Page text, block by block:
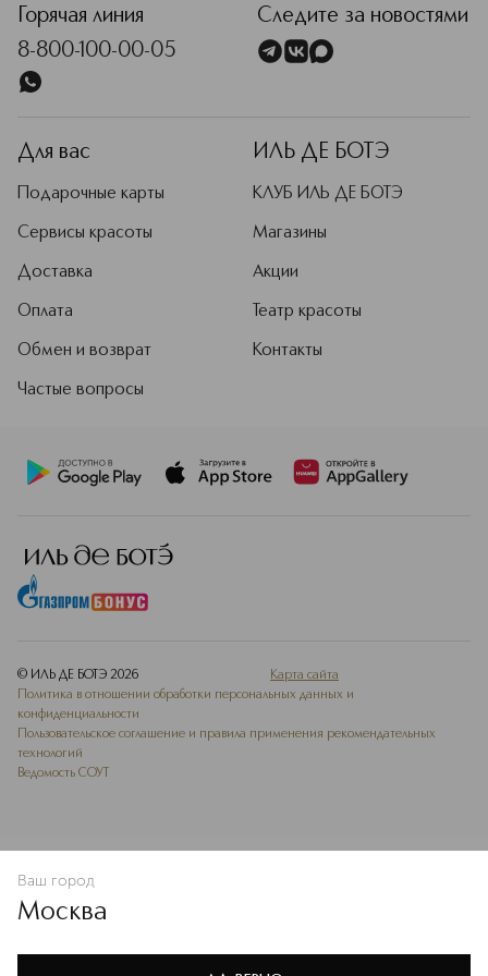
В КОРЗИНУ
Горячая линия
8-800-100-00-05
Следите за новостями
Для вас
Подарочные карты
Сервисы красоты
Доставка
Оплата
Обмен и возврат
Частые вопросы
ИЛЬ ДЕ БОТЭ
КЛУБ ИЛЬ ДЕ БОТЭ
Магазины
Акции
Театр красоты
Контакты
© ИЛЬ ДЕ БОТЭ 2026
Карта сайта
Политика в отношении обработки персональных данных и
конфиденциальности
Пользовательское соглашение и правила применения рекомендательных
технологий
Ведомость СОУТ
Ваш город
Москва